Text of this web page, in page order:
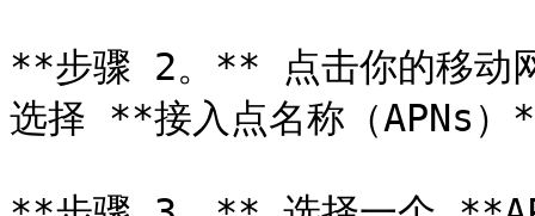
**步骤 2。** 点击你的移动
选择 **接入点名称（APNs